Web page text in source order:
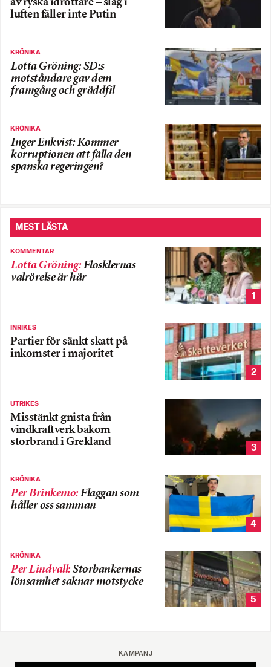
av ryska idrottare – slag i
luften fäller inte Putin
KRÖNIKA
Lotta Gröning: SD:s
motståndare gav dem
framgång och gräddfil
KRÖNIKA
Inger Enkvist: Kommer
korruptionen att fälla den
spanska regeringen?
MEST LÄSTA
KOMMENTAR
Lotta Gröning:Flosklernas
valrörelse är här
1
INRIKES
Partier för sänkt skatt på
inkomster i majoritet
2
UTRIKES
Misstänkt gnista från
vindkraftverk bakom
storbrand i Grekland
3
KRÖNIKA
Per Brinkemo:Flaggan som
håller oss samman
4
KRÖNIKA
Per Lindvall:Storbankernas
lönsamhet saknar motstycke
5
KAMPANJ